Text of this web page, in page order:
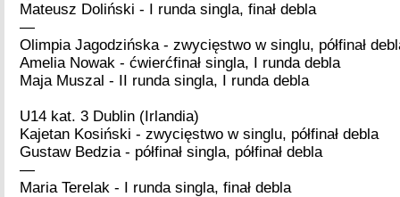
Mateusz Doliński - I runda singla, finał debla
—
Olimpia Jagodzińska - zwycięstwo w singlu, półfinał
Amelia Nowak - ćwierćfinał singla, I runda debla
Maja Muszal - II runda singla, I runda debla
U14 kat. 3 Dublin (Irlandia)
Kajetan Kosiński - zwycięstwo w singlu, półfinał debla
Gustaw Bedzia - półfinał singla, półfinał debla
—
Maria Terelak - I runda singla, finał debla